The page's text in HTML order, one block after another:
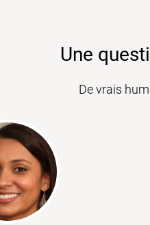
Une
De vrais